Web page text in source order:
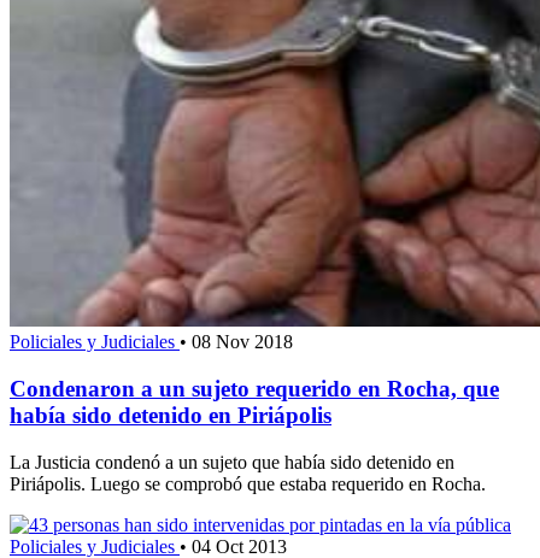
Policiales y Judiciales • 08 Nov 2018
Condenaron a un sujeto requerido en Rocha, que
había sido detenido en Piriápolis
La Justicia condenó a un sujeto que había sido detenido en
Piriápolis. Luego se comprobó que estaba requerido en Rocha.
Policiales y Judiciales • 04 Oct 2013